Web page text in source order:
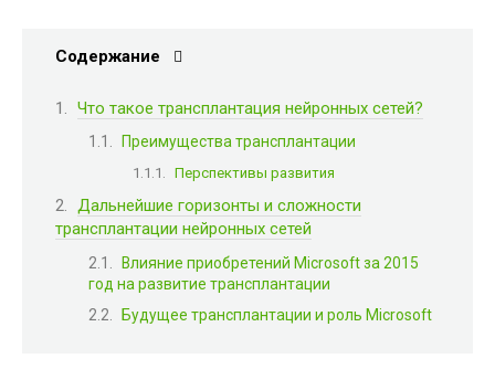
Содержание
Что такое трансплантация нейронных сетей?
Преимущества трансплантации
Перспективы развития
Дальнейшие горизонты и сложности
трансплантации нейронных сетей
Влияние приобретений Microsoft за 2015
год на развитие трансплантации
Будущее трансплантации и роль Microsoft